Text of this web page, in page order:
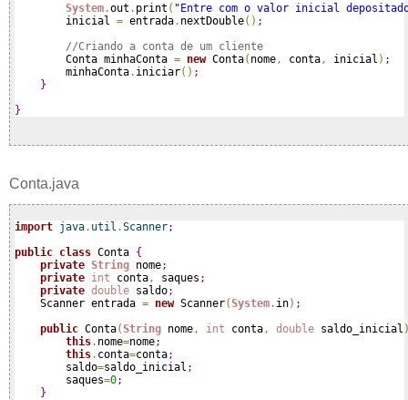
System.out . print ( "Entre com o valor inicial
        inicial
= entrada. nextDouble( ) ;
//Criando a conta de um cliente
        Conta minhaConta
= new Conta( nome , conta , inicial ) ;
        minhaConta
. iniciar( ) ;
}
}
Conta.java
import java. util .Scanner;
public class Conta {
private String nome;
private int conta , saques ;
private double saldo;
    Scanner entrada
= new Scanner(System. in) ;
public Conta(String nome , int conta , double saldo_inicial
this. nome=nome;
this. conta=conta;
        saldo
=saldo_inicial ;
        saques
=0;
}